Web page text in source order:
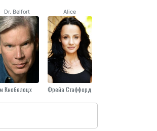
Dr. Belfort
Кнобелоцх
Alice
Фрейа Стаффорд